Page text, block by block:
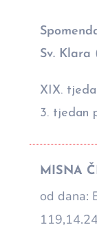
Sv. Klara
XIX.
3. tjedan
MISNA
od dana: